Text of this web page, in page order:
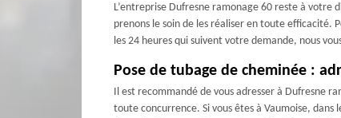
L’entreprise Dufresne ramonage 60 reste à votre
prenons le soin de les réaliser en toute
les 24 heures qui suivent votre demande, nous
Pose de tubage de cheminée :
Il est recommandé de vous adresser à Dufresne
toute concurrence. Si vous êtes à Vaumoise,